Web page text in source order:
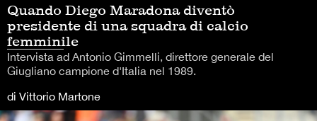
Quando Diego Maradona diventò
presidente di una squadra di calcio
femminile
Intervista ad Antonio Gimmelli, direttore generale del
Giugliano campione d'Italia nel 1989.
di Vittorio Martone